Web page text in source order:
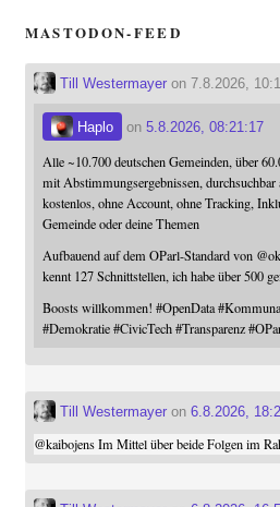
MASTODON-FEED
Till Westermayeron 7.8.2026,
Haplo on 5.8.2026, 08:21:17
Alle ~10.700 deutschen Gemeinden, über
mit Abstimmungsergebnissen,
kostenlos, ohne Account, ohne Tracking,
Gemeinde oder deine Themen
Aufbauend auf dem OParl-Standard von @
kennt 127 Schnittstellen, ich habe über 500
Boosts willkommen! #OpenData #
#Demokratie #CivicTech #Transparenz #
Till Westermayeron 6.8.2026,
@kaibojensIm Mittel über beide Folgen im